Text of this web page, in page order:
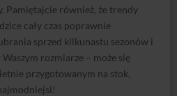
Pamiętajcie również, że trendy
cały czas poprawnie
sprzed kilkunastu sezonów i
Waszym rozmiarze – może się
przygotowanym na stok,